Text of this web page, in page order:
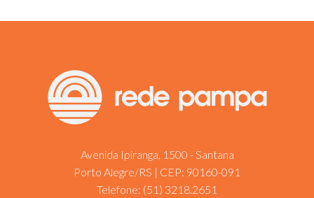
Avenida Ipiranga, 1500 - Santana
Porto Alegre/RS | CEP: 90160-091
Telefone: (51) 3218.2651